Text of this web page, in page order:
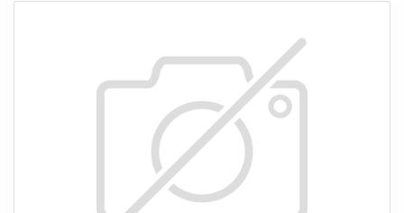
Accessoires compatibles : JBA-01A, JBA-BA, CMA-BA,
WMA-BA, PMA-A, AMA-A